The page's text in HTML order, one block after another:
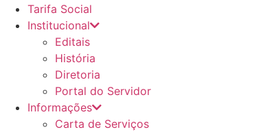
Tarifa Social
Institucional
Editais
História
Diretoria
Portal do Servidor
Informações
Carta de Serviços